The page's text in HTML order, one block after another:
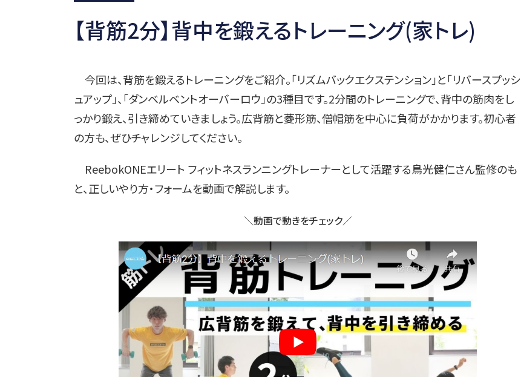
【背筋2分】背中を鍛えるトレーニング(家トレ)
今回は、背筋を鍛えるトレーニングをご紹介。「リズムバックエクステンション」と「リバースプッシ
ュアップ」、「ダンベルベントオーバーロウ」の3種目です。2分間のトレーニングで、背中の筋肉をし
っかり鍛え、引き締めていきましょう。広背筋と菱形筋、僧帽筋を中心に負荷がかかります。初心者
の方も、ぜひチャレンジしてください。
ReebokONEエリート フィットネスランニングトレーナーとして活躍する鳥光健仁さん監修のも
と、正しいやり方・フォームを動画で解説します。
＼動画で動きをチェック／